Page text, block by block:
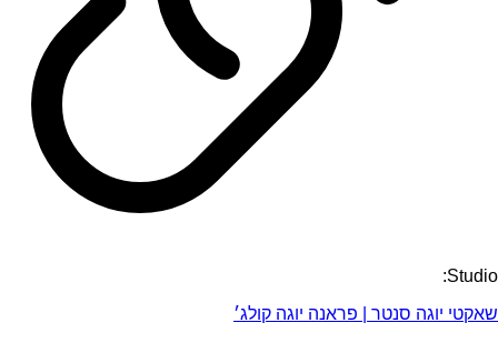
Studio:
שאקטי יוגה סנטר | פראנה יוגה קולג׳